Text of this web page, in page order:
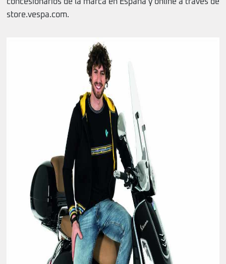
concesionarios de la marca en España y online a través de
store.vespa.com.